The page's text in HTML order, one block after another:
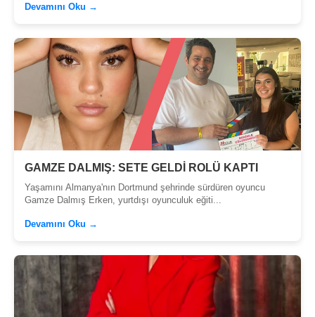
Devamını Oku →
GAMZE DALMIŞ: SETE GELDİ ROLÜ KAPTI
Yaşamını Almanya'nın Dortmund şehrinde sürdüren oyuncu
Gamze Dalmış Erken, yurtdışı oyunculuk eğiti...
Devamını Oku →